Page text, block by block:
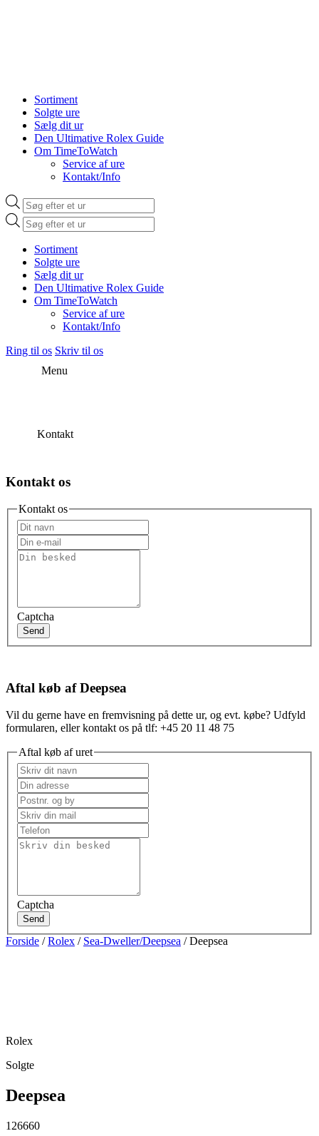
Sortiment
Solgte ure
Sælg dit ur
Den Ultimative Rolex Guide
Om TimeToWatch
Service af ure
Kontakt/Info
Products
search
Products
search
Sortiment
Solgte ure
Sælg dit ur
Den Ultimative Rolex Guide
Om TimeToWatch
Service af ure
Kontakt/Info
Ring til os Skriv til os
Menu
Kontakt
Kontakt os
Kontakt os
Captcha
Send
Aftal køb af Deepsea
Vil du gerne have en fremvisning på dette ur, og evt. købe? Udfyld
formularen, eller kontakt os på tlf: +45 20 11 48 75
Aftal køb af uret
Captcha
Send
Forside /Rolex / Sea-Dweller/Deepsea / Deepsea
Rolex
Solgte
Deepsea
126660